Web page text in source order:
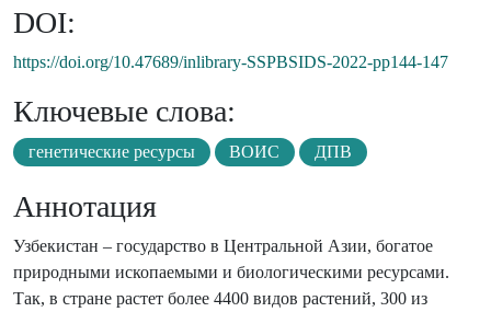
DOI:
https://doi.org/10.47689/inlibrary-SSPBSIDS-2022-pp144-147
Ключевые слова:
генетические ресурсы ВОИС ДПВ
Аннотация
Узбекистан – государство в Центральной Азии, богатое
природными ископаемыми и биологическими ресурсами.
Так, в стране растет более 4400 видов растений, 300 из